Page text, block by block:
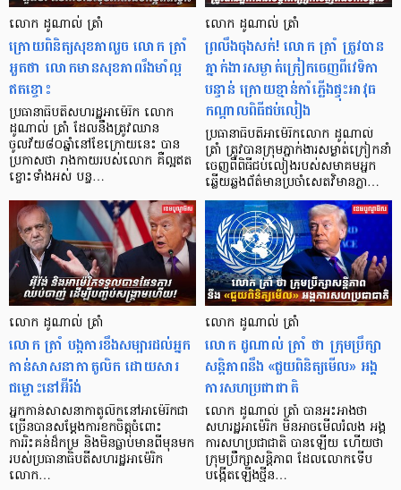
លោក ដូណាល់ ត្រាំ
ក្រោយពិនិត្យសុខភាពរួច លោក ត្រាំ
អួតថា លោកមានសុខភាពរឹងមាំល្អ
ឥតខ្ចោះ
ប្រធានាធិបតីសហរដ្ឋអាម៉េរិក លោក
ដូណាល់ ត្រាំ ដែលនឹងត្រូវឈាន
ចូលវ័យ៨០ឆ្នាំនៅខែក្រោយនេះ បាន
ប្រកាសថា រាងកាយរបស់លោក គឺល្អឥត
ខ្ចោះទាំងអស់ បន្ទ…
លោក ដូណាល់ ត្រាំ
ព្រលឹងចុងសក់! លោក ត្រាំ ត្រូវបាន
ភ្នាក់ងារសម្ងាត់ក្រៀកចេញពីវេទិកា
បន្ទាន់ ក្រោយខ្មាន់កាំភ្លើងផ្ទុះអាវុធ
កណ្ដាលពិធីជប់លៀង
ប្រធានាធិបតីអាម៉េរិកលោក ដូណាល់
ត្រាំ ត្រូវបានក្រុមភ្នាក់ងារសម្ងាត់ក្រៀកនាំ
ចេញពីពិធីជប់លៀងរបស់សមាគមអ្នក
ឆ្លើយឆ្លងព័ត៌មានប្រចាំសេតវិមានភ្លា…
លោក ដូណាល់ ត្រាំ
លោក ត្រាំ បង្កការខឹងសម្បារដល់អ្នក
កាន់សាសនាកាតូលិក ដោយសារ
ជម្លោះនៅអ៊ីរ៉ង់
អ្នកកាន់សាសនាកាតូលិកនៅអាម៉េរិកជា
ច្រើនបានសម្តែងការខកចិត្តចំពោះ
ការរិះគន់ដ៏កម្រ និងមិនធ្លាប់មានពីមុនមក
របស់ប្រធានាធិបតីសហរដ្ឋអាម៉េរិក
លោក…
លោក ដូណាល់ ត្រាំ
លោក ដូណាល់ ត្រាំ ថា ក្រុមប្រឹក្សា
សន្តិភាពនឹង «ជួយពិនិត្យមើល» អង្គ
ការសហប្រជាជាតិ
លោក ដូណាល់ ត្រាំ បានអះអាងថា
សហរដ្ឋអាម៉េរិក មិនអាចមើលរំលង អង្គ
ការសហប្រជាជាតិ បានឡើយ ហើយថា
ក្រុមប្រឹក្សាសន្តិភាព ដែលលោកទើប
បង្កើតឡើងថ្មីន…